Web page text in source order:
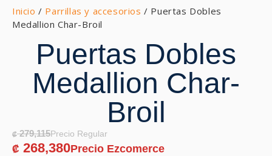
Inicio / Parrillas y accesorios / Puertas Dobles
Medallion Char-Broil
Puertas Dobles
Medallion Char-
Broil
₡279,115
₡ 268,380